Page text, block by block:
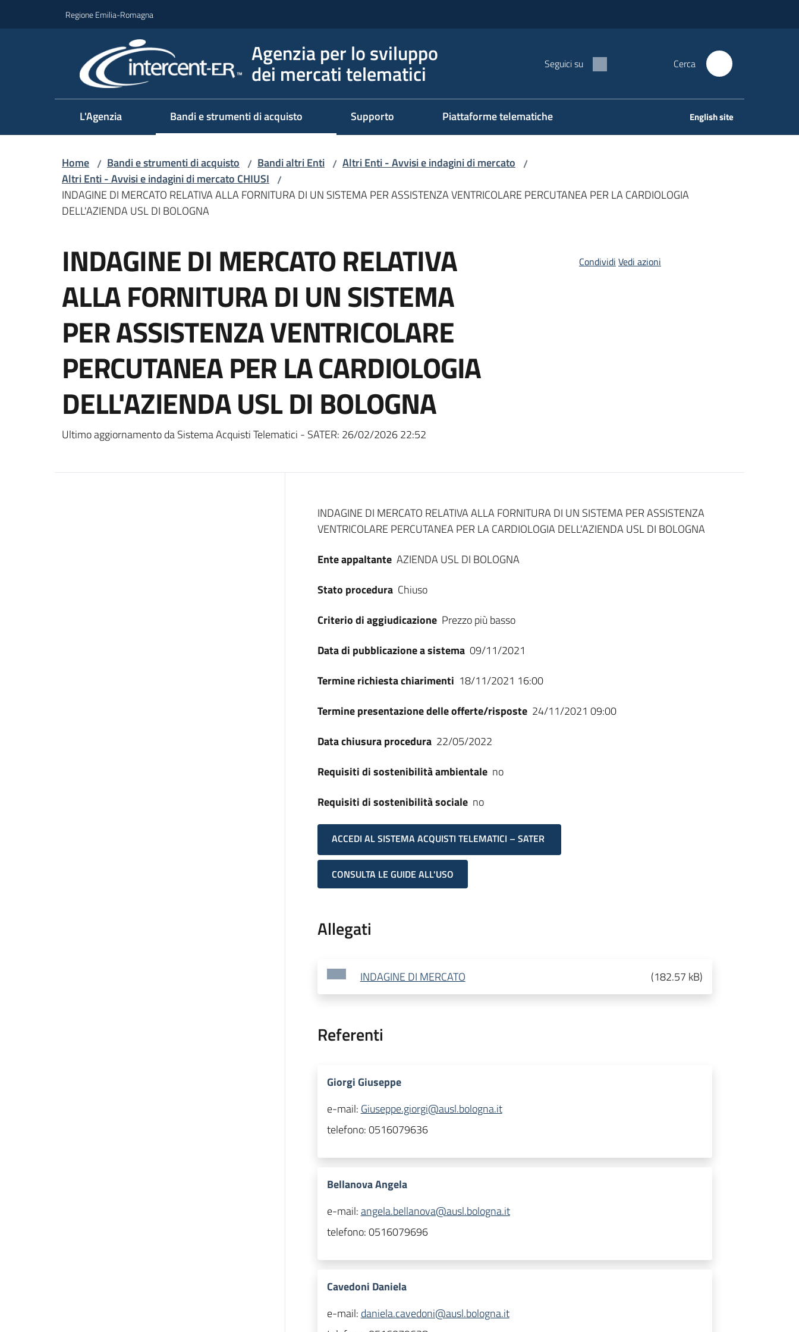
Regione Emilia-Romagna
Agenzia per lo sviluppo
dei mercati telematici Seguici su Cerca
L'Agenzia Bandi e strumenti di acquisto Supporto Piattaforme telematiche English site
Home / Bandi e strumenti di acquisto / Bandi altri Enti / Altri Enti - Avvisi e indagini di mercato /
Altri Enti - Avvisi e indagini di mercato CHIUSI /
INDAGINE DI MERCATO RELATIVA ALLA FORNITURA DI UN SISTEMA PER ASSISTENZA VENTRICOLARE PERCUTANEA PER LA CARDIOLOGIA
DELL'AZIENDA USL DI BOLOGNA
INDAGINE DI MERCATO RELATIVA
ALLA FORNITURA DI UN SISTEMA
PER ASSISTENZA VENTRICOLARE
PERCUTANEA PER LA CARDIOLOGIA
DELL'AZIENDA USL DI BOLOGNA
Ultimo aggiornamento da Sistema Acquisti Telematici - SATER: 26/02/2026 22:52
Condividi Vedi azioni
Dati del bando
INDAGINE DI MERCATO RELATIVA ALLA FORNITURA DI UN SISTEMA PER ASSISTENZA
VENTRICOLARE PERCUTANEA PER LA CARDIOLOGIA DELL'AZIENDA USL DI BOLOGNA
Ente appaltante AZIENDA USL DI BOLOGNA
Stato procedura Chiuso
Criterio di aggiudicazione Prezzo più basso
Data di pubblicazione a sistema 09/11/2021
Termine richiesta chiarimenti 18/11/2021 16:00
Termine presentazione delle offerte/risposte 24/11/2021 09:00
Data chiusura procedura 22/05/2022
Requisiti di sostenibilità ambientale no
Requisiti di sostenibilità sociale no
ACCEDI AL SISTEMA ACQUISTI TELEMATICI – SATER
CONSULTA LE GUIDE ALL'USO
Allegati
INDAGINE DI MERCATO (182.57 kB)
Referenti
Giorgi Giuseppe
e-mail: Giuseppe.giorgi@ausl.bologna.it
telefono:0516079636
Bellanova Angela
e-mail:angela.bellanova@ausl.bologna.it
telefono:0516079696
Cavedoni Daniela
e-mail: daniela.cavedoni@ausl.bologna.it